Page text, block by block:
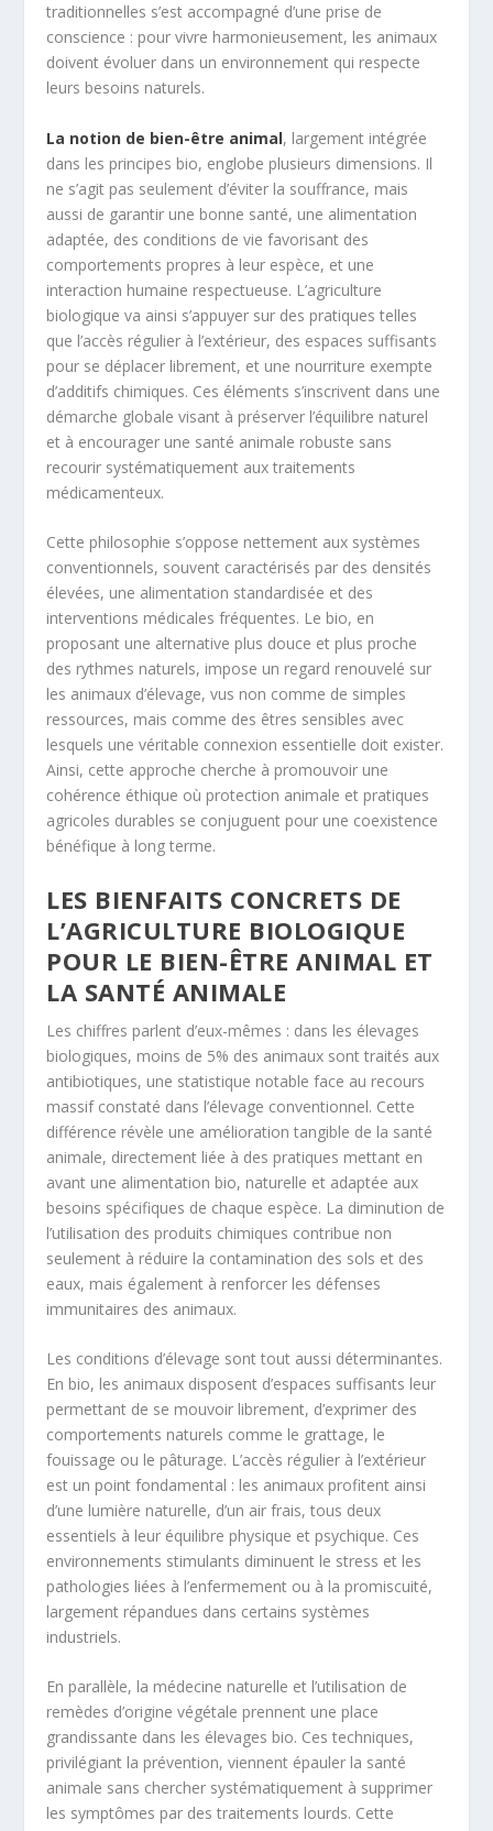
traditionnelles s’est accompagné d’une prise de
conscience : pour vivre harmonieusement, les animaux
doivent évoluer dans un environnement qui respecte
leurs besoins naturels.
La notion de bien-être animal, largement intégrée
dans les principes bio, englobe plusieurs dimensions. Il
ne s’agit pas seulement d’éviter la souffrance, mais
aussi de garantir une bonne santé, une alimentation
adaptée, des conditions de vie favorisant des
comportements propres à leur espèce, et une
interaction humaine respectueuse. L’agriculture
biologique va ainsi s’appuyer sur des pratiques telles
que l’accès régulier à l’extérieur, des espaces suffisants
pour se déplacer librement, et une nourriture exempte
d’additifs chimiques. Ces éléments s’inscrivent dans une
démarche globale visant à préserver l’équilibre naturel
et à encourager une santé animale robuste sans
recourir systématiquement aux traitements
médicamenteux.
Cette philosophie s’oppose nettement aux systèmes
conventionnels, souvent caractérisés par des densités
élevées, une alimentation standardisée et des
interventions médicales fréquentes. Le bio, en
proposant une alternative plus douce et plus proche
des rythmes naturels, impose un regard renouvelé sur
les animaux d’élevage, vus non comme de simples
ressources, mais comme des êtres sensibles avec
lesquels une véritable connexion essentielle doit exister.
Ainsi, cette approche cherche à promouvoir une
cohérence éthique où protection animale et pratiques
agricoles durables se conjuguent pour une coexistence
bénéfique à long terme.
LES BIENFAITS CONCRETS DE
L’AGRICULTURE BIOLOGIQUE
POUR LE BIEN-ÊTRE ANIMAL ET
LA SANTÉ ANIMALE
Les chiffres parlent d’eux-mêmes : dans les élevages
biologiques, moins de 5% des animaux sont traités aux
antibiotiques, une statistique notable face au recours
massif constaté dans l’élevage conventionnel. Cette
différence révèle une amélioration tangible de la santé
animale, directement liée à des pratiques mettant en
avant une alimentation bio, naturelle et adaptée aux
besoins spécifiques de chaque espèce. La diminution de
l’utilisation des produits chimiques contribue non
seulement à réduire la contamination des sols et des
eaux, mais également à renforcer les défenses
immunitaires des animaux.
Les conditions d’élevage sont tout aussi déterminantes.
En bio, les animaux disposent d’espaces suffisants leur
permettant de se mouvoir librement, d’exprimer des
comportements naturels comme le grattage, le
fouissage ou le pâturage. L’accès régulier à l’extérieur
est un point fondamental : les animaux profitent ainsi
d’une lumière naturelle, d’un air frais, tous deux
essentiels à leur équilibre physique et psychique. Ces
environnements stimulants diminuent le stress et les
pathologies liées à l’enfermement ou à la promiscuité,
largement répandues dans certains systèmes
industriels.
En parallèle, la médecine naturelle et l’utilisation de
remèdes d’origine végétale prennent une place
grandissante dans les élevages bio. Ces techniques,
privilégiant la prévention, viennent épauler la santé
animale sans chercher systématiquement à supprimer
les symptômes par des traitements lourds. Cette